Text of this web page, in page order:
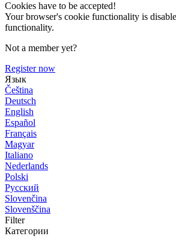
Cookies have to be accepted!
Your browser's cookie functionality is
functionality.
Not a member yet?
Register now
Язык
Čeština
Deutsch
English
Español
Français
Magyar
Italiano
Nederlands
Polski
Русский
Slovenčina
Slovenščina
Filter
Категории